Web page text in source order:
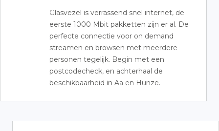
Glasvezel is verrassend snel internet, de
eerste 1000 Mbit pakketten zijn er al. De
perfecte connectie voor on demand
streamen en browsen met meerdere
personen tegelijk. Begin met een
postcodecheck, en achterhaal de
beschikbaarheid in Aa en Hunze.